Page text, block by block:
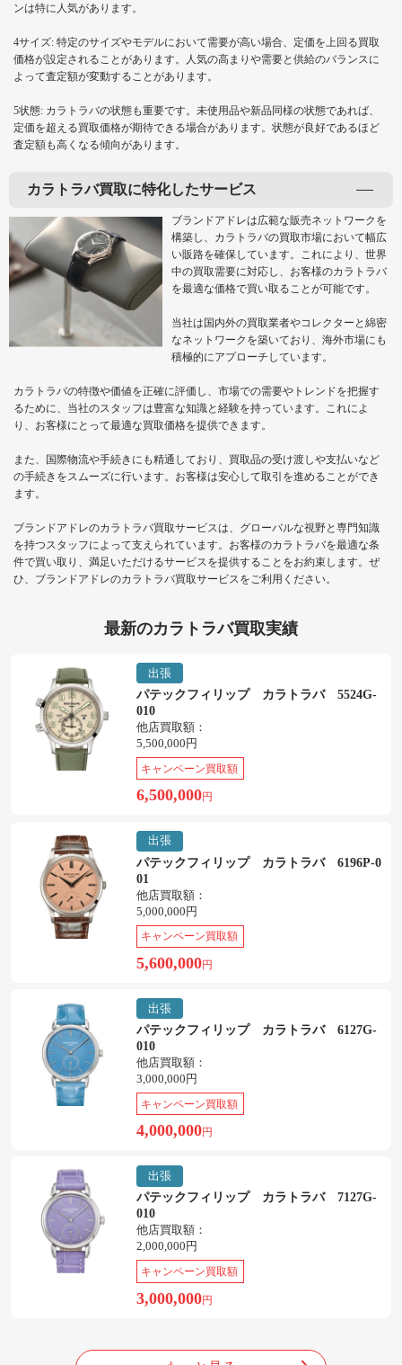
ンは特に人気があります。
4サイズ: 特定のサイズやモデルにおいて需要が高い場合、定価を上回る買取
価格が設定されることがあります。人気の高まりや需要と供給のバランスに
よって査定額が変動することがあります。
5状態: カラトラバの状態も重要です。未使用品や新品同様の状態であれば、
定価を超える買取価格が期待できる場合があります。状態が良好であるほど
査定額も高くなる傾向があります。
カラトラバ買取に特化したサービス
ブランドアドレは広範な販売ネットワークを
構築し、カラトラバの買取市場において幅広
い販路を確保しています。これにより、世界
中の買取需要に対応し、お客様のカラトラバ
を最適な価格で買い取ることが可能です。
当社は国内外の買取業者やコレクターと綿密
なネットワークを築いており、海外市場にも
積極的にアプローチしています。
カラトラバの特徴や価値を正確に評価し、市場での需要やトレンドを把握す
るために、当社のスタッフは豊富な知識と経験を持っています。これによ
り、お客様にとって最適な買取価格を提供できます。
また、国際物流や手続きにも精通しており、買取品の受け渡しや支払いなど
の手続きをスムーズに行います。お客様は安心して取引を進めることができ
ます。
ブランドアドレのカラトラバ買取サービスは、グローバルな視野と専門知識
を持つスタッフによって支えられています。お客様のカラトラバを最適な条
件で買い取り、満足いただけるサービスを提供することをお約束します。ぜ
ひ、ブランドアドレのカラトラバ買取サービスをご利用ください。
最新のカラトラバ買取実績
出張
パテックフィリップ カラトラバ 5524G-
010
他店買取額：
5,500,000円
キャンペーン買取額
6,500,000円
出張
パテックフィリップ カラトラバ 6196P-0
01
他店買取額：
5,000,000円
キャンペーン買取額
5,600,000円
出張
パテックフィリップ カラトラバ 6127G-
010
他店買取額：
3,000,000円
キャンペーン買取額
4,000,000円
出張
パテックフィリップ カラトラバ 7127G-
010
他店買取額：
2,000,000円
キャンペーン買取額
3,000,000円